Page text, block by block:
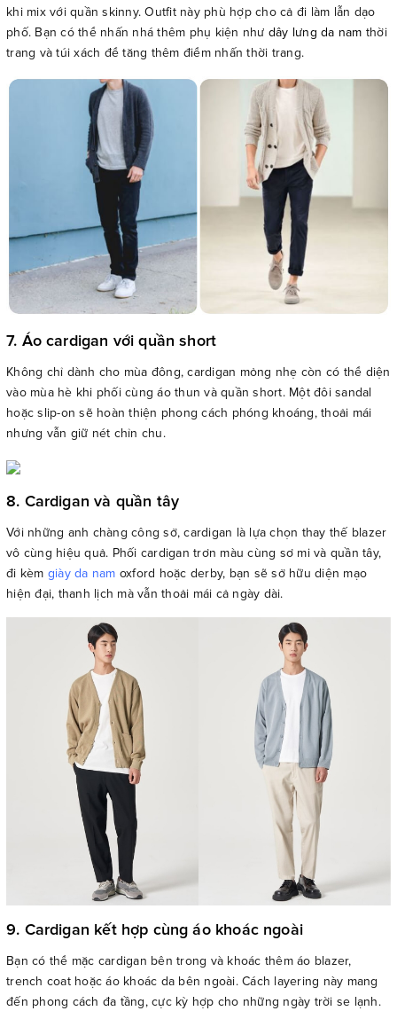
khi mix với quần skinny. Outfit này phù hợp cho cả đi làm lẫn dạo
phố. Bạn có thể nhấn nhá thêm phụ kiện như dây lưng da nam thời
trang và túi xách để tăng thêm điểm nhấn thời trang.
7. Áo cardigan với quần short
Không chỉ dành cho mùa đông, cardigan mỏng nhẹ còn có thể diện
vào mùa hè khi phối cùng áo thun và quần short. Một đôi sandal
hoặc slip-on sẽ hoàn thiện phong cách phóng khoáng, thoải mái
nhưng vẫn giữ nét chỉn chu.
8. Cardigan và quần tây
Với những anh chàng công sở, cardigan là lựa chọn thay thế blazer
vô cùng hiệu quả. Phối cardigan trơn màu cùng sơ mi và quần tây,
đi kèm giày da nam oxford hoặc derby, bạn sẽ sở hữu diện mạo
hiện đại, thanh lịch mà vẫn thoải mái cả ngày dài.
9. Cardigan kết hợp cùng áo khoác ngoài
Bạn có thể mặc cardigan bên trong và khoác thêm áo blazer,
trench coat hoặc áo khoác da bên ngoài. Cách layering này mang
đến phong cách đa tầng, cực kỳ hợp cho những ngày trời se lạnh.